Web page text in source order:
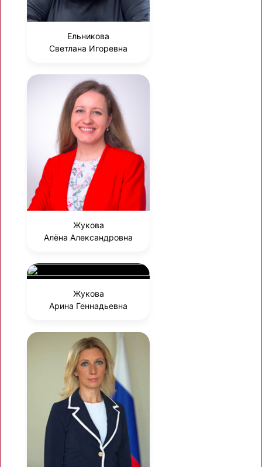
Ельникова
Светлана Игоревна
Жукова
Алёна Александровна
Жукова
Арина Геннадьевна